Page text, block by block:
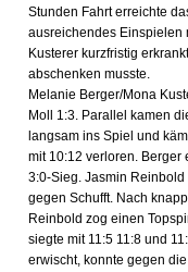
Stunden Fahrt erreichte
ausreichendes Einspielen
Kusterer kurzfristig
abschenken musste.
Melanie Berger/Mona
Moll 1:3. Parallel kamen
langsam ins Spiel und
mit 10:12 verloren. Berger
3:0-Sieg. Jasmin
gegen Schufft. Nach
Reinbold zog einen
siegte mit 11:5 11:8 und
erwischt, konnte gegen